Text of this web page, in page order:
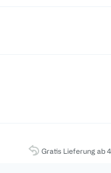
Gratis Lieferung ab